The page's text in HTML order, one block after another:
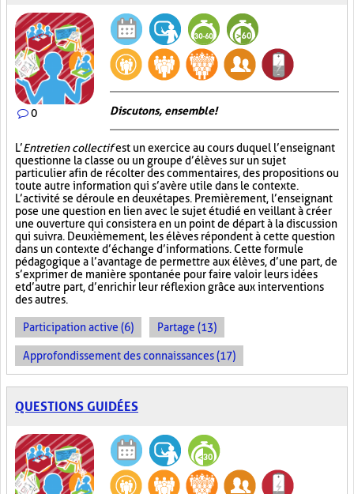
0 Discutons, ensemble!
L’Entretien collectifest un exercice au cours duquel l’enseignant
questionne la classe ou un groupe d’élèves sur un sujet
particulier afin de récolter des commentaires, des propositions ou
toute autre information qui s’avère utile dans le contexte.
L’activité se déroule en deux étapes. Premièrement, l’enseignant
pose une question en lien avec le sujet étudié en veillant à créer
une ouverture qui consistera en un point de départ à la discussion
qui suivra. Deuxièmement, les élèves répondent à cette question
dans un contexte d’échange d’informations. Cette formule
pédagogique a l’avantage de permettre aux élèves, d’une part, de
s’exprimer de manière spontanée pour faire valoir leurs idées
et d’autre part, d’enrichir leur réflexion grâce aux interventions
des autres.
Participation active (6) Partage (13)
Approfondissement des connaissances (17)
QUESTIONS GUIDÉES